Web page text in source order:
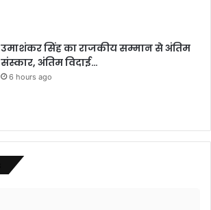
उमाशंकर सिंह का राजकीय सम्मान से अंतिम
संस्कार, अंतिम विदाई…
6 hours ago